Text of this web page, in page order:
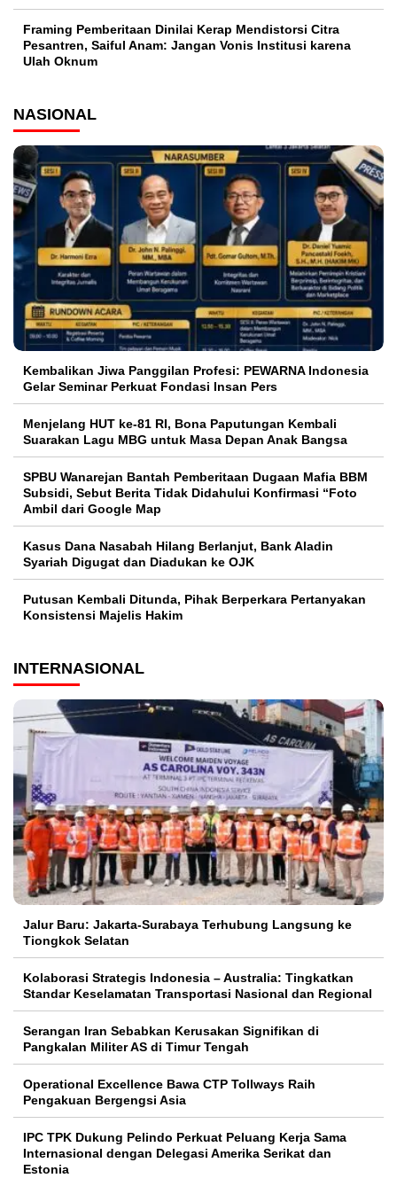
Framing Pemberitaan Dinilai Kerap Mendistorsi Citra
Pesantren, Saiful Anam: Jangan Vonis Institusi karena
Ulah Oknum
NASIONAL
Kembalikan Jiwa Panggilan Profesi: PEWARNA Indonesia
Gelar Seminar Perkuat Fondasi Insan Pers
Menjelang HUT ke-81 RI, Bona Paputungan Kembali
Suarakan Lagu MBG untuk Masa Depan Anak Bangsa
SPBU Wanarejan Bantah Pemberitaan Dugaan Mafia BBM
Subsidi, Sebut Berita Tidak Didahului Konfirmasi “Foto
Ambil dari Google Map
Kasus Dana Nasabah Hilang Berlanjut, Bank Aladin
Syariah Digugat dan Diadukan ke OJK
Putusan Kembali Ditunda, Pihak Berperkara Pertanyakan
Konsistensi Majelis Hakim
INTERNASIONAL
Jalur Baru: Jakarta-Surabaya Terhubung Langsung ke
Tiongkok Selatan
Kolaborasi Strategis Indonesia – Australia: Tingkatkan
Standar Keselamatan Transportasi Nasional dan Regional
Serangan Iran Sebabkan Kerusakan Signifikan di
Pangkalan Militer AS di Timur Tengah
Operational Excellence Bawa CTP Tollways Raih
Pengakuan Bergengsi Asia
IPC TPK Dukung Pelindo Perkuat Peluang Kerja Sama
Internasional dengan Delegasi Amerika Serikat dan
Estonia